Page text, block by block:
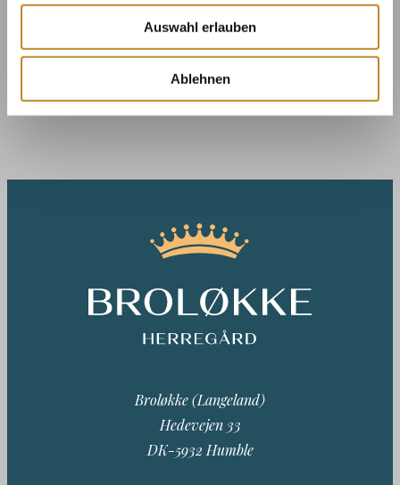
Auswahl erlauben
Ablehnen
Broløkke (Langeland)
Hedevejen 33
DK-5932 Humble